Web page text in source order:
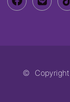
© Copyright